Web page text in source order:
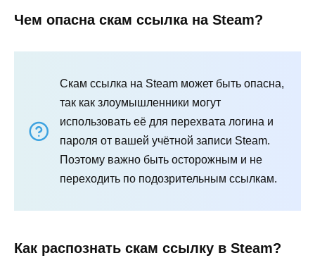
Чем опасна скам ссылка на Steam?
Скам ссылка на Steam может быть опасна,
так как злоумышленники могут
использовать её для перехвата логина и
пароля от вашей учётной записи Steam.
Поэтому важно быть осторожным и не
переходить по подозрительным ссылкам.
Как распознать скам ссылку в Steam?